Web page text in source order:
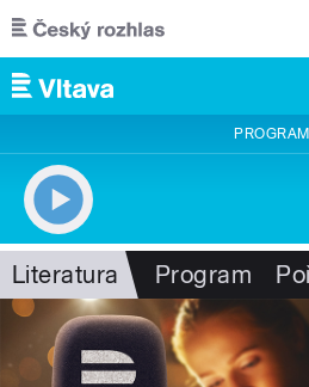
Přejít k hlavnímu obsahu
PROGRAM
Literatura Program